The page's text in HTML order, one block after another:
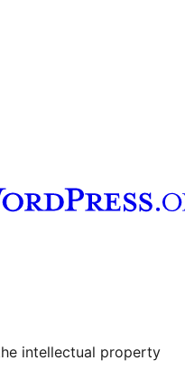
edin
intellectual property